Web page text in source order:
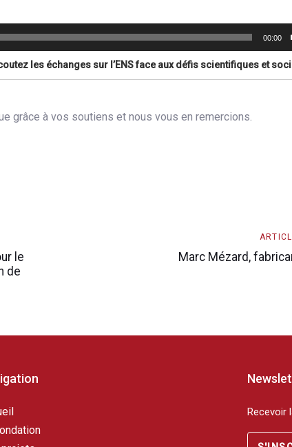
00:00
les échanges sur l’ENS face aux défis scientifiques et
grâce à vos soutiens et nous vous en remercions.
le
de
suivantMarc Mézard,
Recevoir